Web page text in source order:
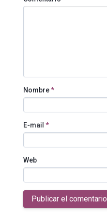
Nombre*
E-mail *
Web
Publicar el comentario